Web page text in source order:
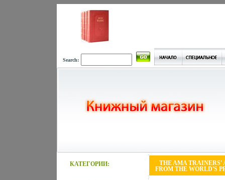
Search:
КАТЕГОРИИ:
THE AMA TRAINERS'
FROM THE WORLD'S